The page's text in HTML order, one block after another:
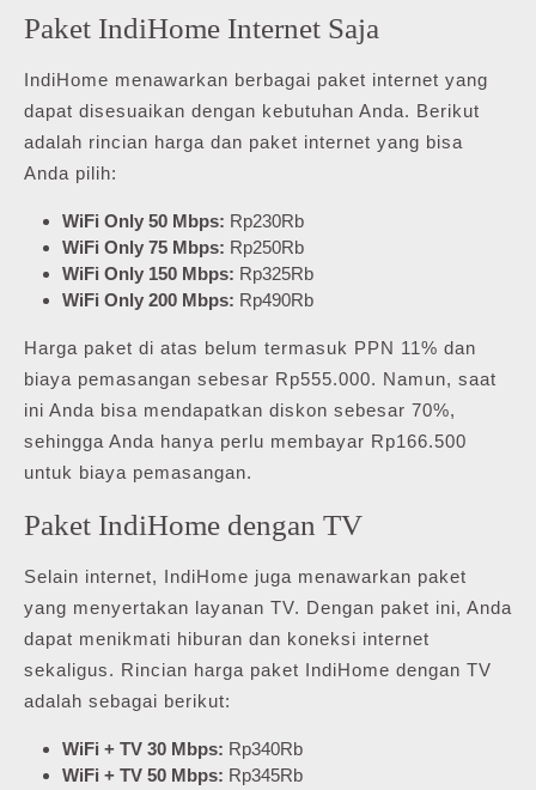
Paket IndiHome Internet Saja
IndiHome menawarkan berbagai paket internet yang
dapat disesuaikan dengan kebutuhan Anda. Berikut
adalah rincian harga dan paket internet yang bisa
Anda pilih:
WiFi Only 50 Mbps: Rp230Rb
WiFi Only 75 Mbps: Rp250Rb
WiFi Only 150 Mbps: Rp325Rb
WiFi Only 200 Mbps: Rp490Rb
Harga paket di atas belum termasuk PPN 11% dan
biaya pemasangan sebesar Rp555.000. Namun, saat
ini Anda bisa mendapatkan diskon sebesar 70%,
sehingga Anda hanya perlu membayar Rp166.500
untuk biaya pemasangan.
Paket IndiHome dengan TV
Selain internet, IndiHome juga menawarkan paket
yang menyertakan layanan TV. Dengan paket ini, Anda
dapat menikmati hiburan dan koneksi internet
sekaligus. Rincian harga paket IndiHome dengan TV
adalah sebagai berikut:
WiFi + TV 30 Mbps: Rp340Rb
WiFi + TV 50 Mbps: Rp345Rb